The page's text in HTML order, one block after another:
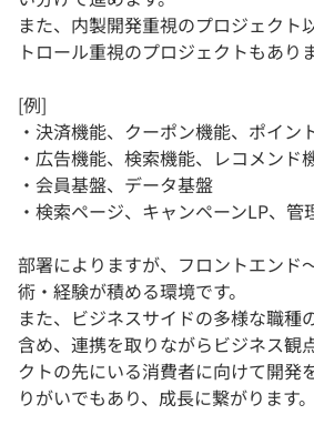
また、内製開発重視のプロジェクト
トロール重視のプロジェクトもありま
[例]
・決済機能、クーポン機能、ポイン
・広告機能、検索機能、レコメンド
・会員基盤、データ基盤
・検索ページ、キャンペーンLP、管
部署によりますが、フロントエンド
術・経験が積める環境です。
また、ビジネスサイドの多様な職種
含め、連携を取りながらビジネス観
クトの先にいる消費者に向けて開発
りがいでもあり、成長に繋がります。